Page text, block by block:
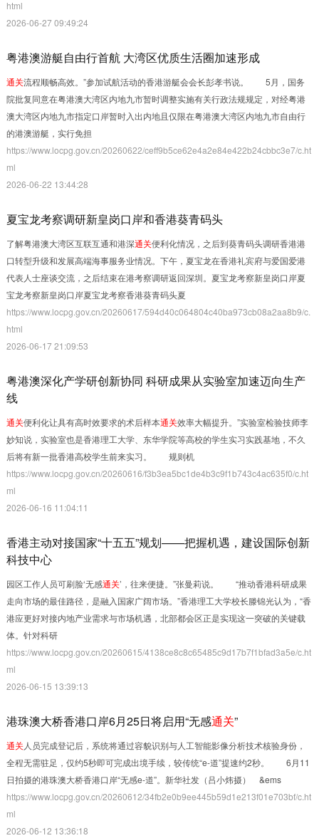
html
2026-06-27 09:49:24
粤港澳游艇自由行首航 大湾区优质生活圈加速形成
通关流程顺畅高效。”参加试航活动的香港游艇会会长彭孝书说。 5月，国务
院批复同意在粤港澳大湾区内地九市暂时调整实施有关行政法规规定，对经粤港
澳大湾区内地九市指定口岸暂时入出内地且仅限在粤港澳大湾区内地九市自由行
的港澳游艇，实行免担
https://www.locpg.gov.cn/20260622/ceff9b5ce62e4a2e84e422b24cbbc3e7/c.ht
ml
2026-06-22 13:44:28
夏宝龙考察调研新皇岗口岸和香港葵青码头
了解粤港澳大湾区互联互通和港深通关便利化情况，之后到葵青码头调研香港港
口转型升级和发展高端海事服务业情况。下午，夏宝龙在香港礼宾府与爱国爱港
代表人士座谈交流，之后结束在港考察调研返回深圳。夏宝龙考察新皇岗口岸夏
宝龙考察新皇岗口岸夏宝龙考察香港葵青码头夏
https://www.locpg.gov.cn/20260617/594d40c064804c40ba973cb08a2aa8b9/c.
html
2026-06-17 21:09:53
粤港澳深化产学研创新协同 科研成果从实验室加速迈向生产
线
通关便利化让具有高时效要求的术后样本通关效率大幅提升。”实验室检验技师李
妙知说，实验室也是香港理工大学、东华学院等高校的学生实习实践基地，不久
后将有新一批香港高校学生前来实习。 规则机
https://www.locpg.gov.cn/20260616/f3b3ea5bc1de4b3c9f1b743c4ac635f0/c.ht
ml
2026-06-16 11:04:11
香港主动对接国家“十五五”规划——把握机遇，建设国际创新
科技中心
园区工作人员可刷脸‘无感通关’，往来便捷。”张曼莉说。 “推动香港科研成果
走向市场的最佳路径，是融入国家广阔市场。”香港理工大学校长滕锦光认为，“香
港应更好对接内地产业需求与市场机遇，北部都会区正是实现这一突破的关键载
体。针对科研
https://www.locpg.gov.cn/20260615/4138ce8c8c65485c9d17b7f1bfad3a5e/c.ht
ml
2026-06-15 13:39:13
港珠澳大桥香港口岸6月25日将启用“无感通关”
通关人员完成登记后，系统将通过容貌识别与人工智能影像分析技术核验身份，
全程无需驻足，仅约5秒即可完成出境手续，较传统“e-道”提速约2秒。 6月11
日拍摄的港珠澳大桥香港口岸“无感e-道”。新华社发（吕小炜摄） &ems
https://www.locpg.gov.cn/20260612/34fb2e0b9ee445b59d1e213f01e703bf/c.ht
ml
2026-06-12 13:36:18